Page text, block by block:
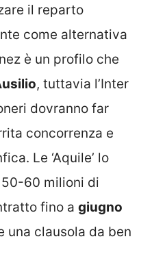
il reparto
come alternativa
è un profilo che
, tuttavia l’Inter
dovranno far
concorrenza e
Le ‘Aquile’ lo
60 milioni di
fino a giugno
una clausola da ben